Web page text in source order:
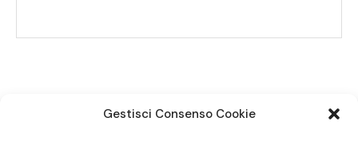
Gestisci Consenso Cookie